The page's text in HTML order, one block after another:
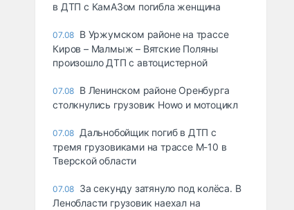
в ДТП с КамАЗом погибла женщина
07.08 В Уржумском районе на трассе
Киров – Малмыж – Вятские Поляны
произошло ДТП с автоцистерной
07.08 В Ленинском районе Оренбурга
столкнулись грузовик Howo и мотоцикл
07.08 Дальнобойщик погиб в ДТП с
тремя грузовиками на трассе М-10 в
Тверской области
07.08 За секунду затянуло под колёса. В
Ленобласти грузовик наехал на